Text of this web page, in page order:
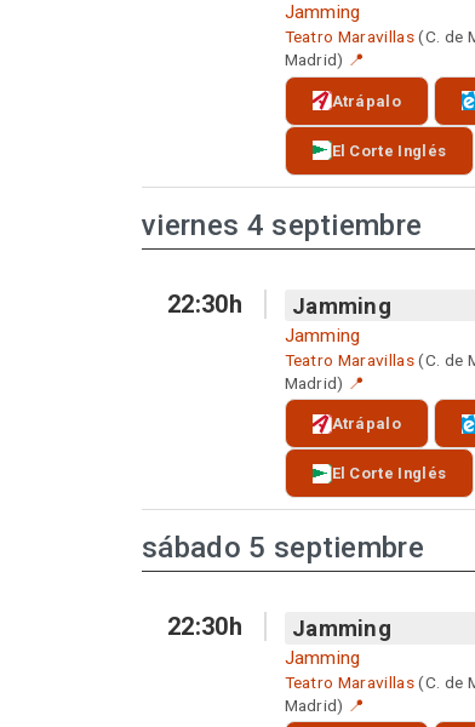
Jamming
Teatro Maravillas(C. de
Madrid) 📍
Atrápalo
El Corte Inglés
viernes 4 septiembre
22:30h Jamming
Jamming
Teatro Maravillas(C. de
Madrid) 📍
Atrápalo
El Corte Inglés
sábado 5 septiembre
22:30h Jamming
Jamming
Teatro Maravillas(C. de
Madrid) 📍